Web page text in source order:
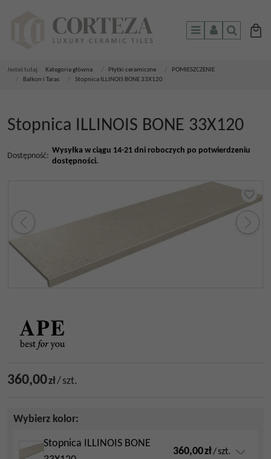
MenuPanelSzukaj
Jesteś tutaj: Kategoria główna Płytki ceramiczne
POMIESZCZENIE
Balkon i Taras Stopnica ILLINOIS BONE 33X120
Stopnica ILLINOIS BONE 33X120
Dostępność:
Wysyłka w ciągu 14-21 dni roboczych po potwierdzeniu
dostępności.
360,00zł/ szt.
Wybierz kolor:
Stopnica ILLINOIS BONE
360,00zł/szt.